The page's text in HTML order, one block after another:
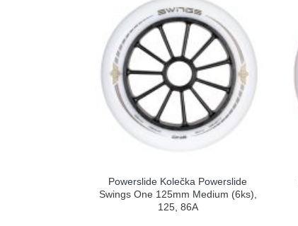
Powerslide Kolečka Powerslide
Swings One 125mm Medium (6ks),
125, 86A